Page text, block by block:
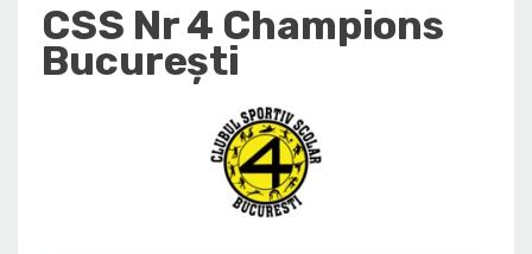
CSS Nr 4 Champions
București